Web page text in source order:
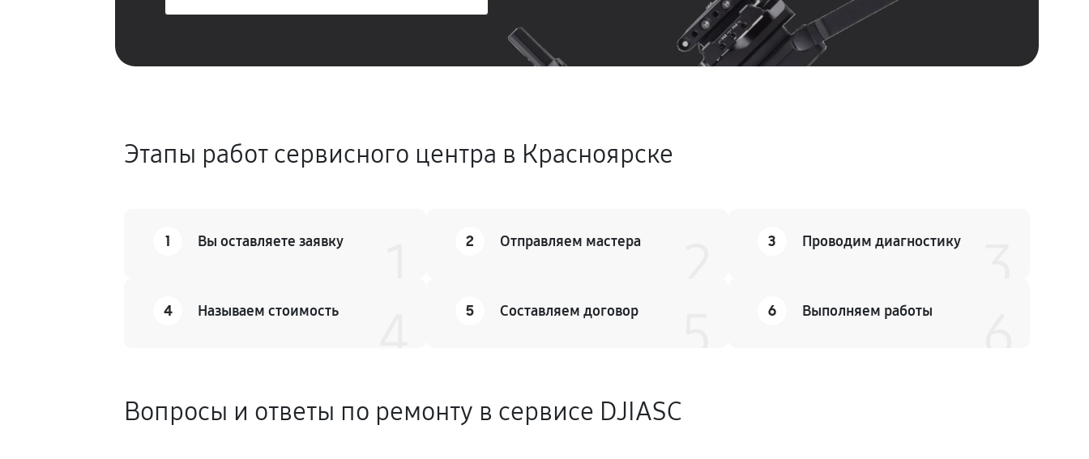
Этапы работ сервисного центра в Красноярске
1 Вы оставляете заявку 2 Отправляем мастера 3 Проводим диагностику
4 Называем стоимость 5 Составляем договор 6 Выполняем работы
Вопросы и ответы по ремонту в сервисе DJIASC